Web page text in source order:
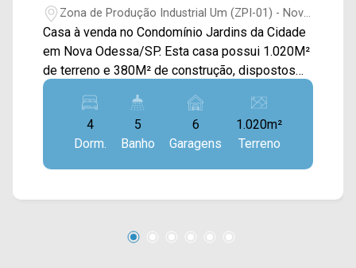
Zona de Produção Industrial Um (ZPI-01) - Nova
Odessa/SP
Casa à venda no Condomínio Jardins da Cidade
em Nova Odessa/SP. Esta casa possui 1.020M²
de terreno e 380M² de construção, dispostos
em ampla sala de estar e de jantar integradas,
cozinha toda planejada, espaço gourmet com
churrasqueira, piscina aquecida, energia
fotovoltaica, quintal com pergolado e
paisagismo, e área de serviço. > 04 suítes,
lavabo; > 06 vagas de garagem, sendo 03
4
Dorm.
5
Banho
6
Garagens
1.020m²
Terreno